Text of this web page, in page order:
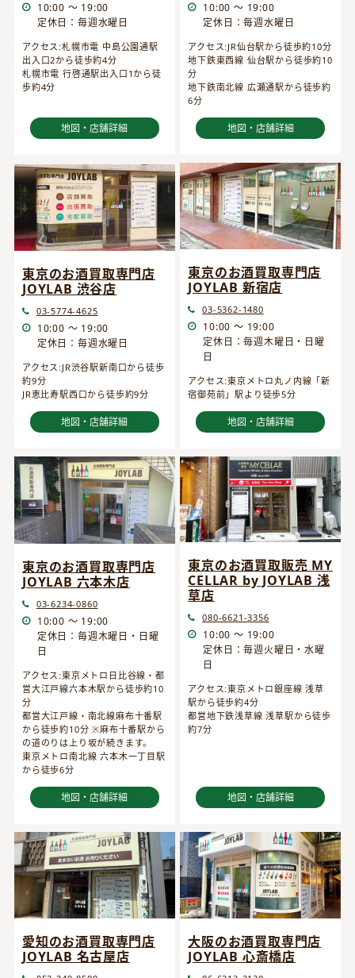
10:00 ～ 19:00
定休日：毎週水曜日
アクセス:札幌市電 中島公園通駅
出入口2から徒歩約4分
札幌市電 行啓通駅出入口1から徒
歩約4分
地図・店舗詳細
10:00 ～ 19:00
定休日：毎週水曜日
アクセス:JR仙台駅から徒歩約10分
地下鉄東西線 仙台駅から徒歩約10
分
地下鉄南北線 広瀬通駅から徒歩約
6分
地図・店舗詳細
東京のお酒買取専門店
JOYLAB 渋谷店
03-5774-4625
10:00 ～ 19:00
定休日：毎週水曜日
アクセス:JR渋谷駅新南口から徒歩
約9分
JR恵比寿駅西口から徒歩約9分
地図・店舗詳細
東京のお酒買取専門店
JOYLAB 新宿店
03-5362-1480
10:00 ～ 19:00
定休日：毎週木曜日・日曜
日
アクセス:東京メトロ丸ノ内線「新
宿御苑前」駅より徒歩5分
地図・店舗詳細
東京のお酒買取専門店
JOYLAB 六本木店
03-6234-0860
10:00 ～ 19:00
定休日：毎週木曜日・日曜
日
アクセス:東京メトロ日比谷線・都
営大江戸線六本木駅から徒歩約10
分
都営大江戸線・南北線麻布十番駅
から徒歩約10分 ※麻布十番駅から
の道のりは上り坂が続きます。
東京メトロ南北線 六本木一丁目駅
から徒歩6分
地図・店舗詳細
東京のお酒買取販売 MY
CELLAR by JOYLAB 浅
草店
080-6621-3356
10:00 ～ 19:00
定休日：毎週火曜日・水曜
日
アクセス:東京メトロ銀座線 浅草
駅から徒歩約4分
都営地下鉄浅草線 浅草駅から徒歩
約7分
地図・店舗詳細
愛知のお酒買取専門店
JOYLAB 名古屋店
大阪のお酒買取専門店
JOYLAB 心斎橋店